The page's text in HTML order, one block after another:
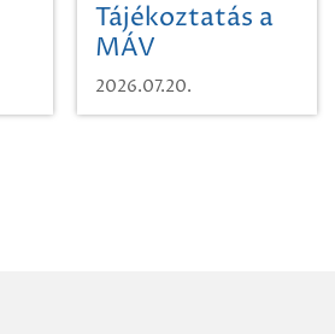
Tájékoztatás a
MÁV
Pályaműködtetési
Zrt. Területi
2026.07.20.